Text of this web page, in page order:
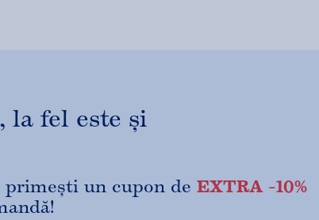
la fel este și
primești un cupon de EXTRA -10%